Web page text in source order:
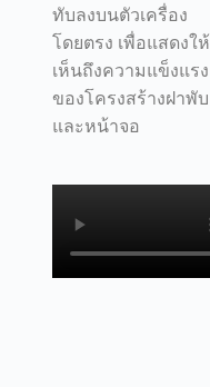
ทับลงบนตัวเครื่อง
โดยตรง เพื่อแสดงให้
เห็นถึงความแข็งแรง
ของโครงสร้างฝาพับ
และหน้าจอ